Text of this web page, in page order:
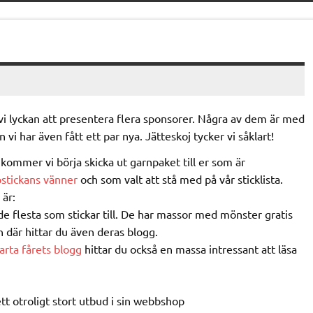
lyckan att presentera flera sponsorer. Några av dem är med
vi har även fått ett par nya. Jätteskoj tycker vi såklart!
vi börja skicka ut garnpaket till er som är
vänneroch som valt att stå med på vår sticklista.
flesta som stickar till. De har massor med mönster gratis
där hittar du även deras blogg.
fårets blogg hittar du också en massa intressant att läsa
otroligt stort utbud i sin webbshop